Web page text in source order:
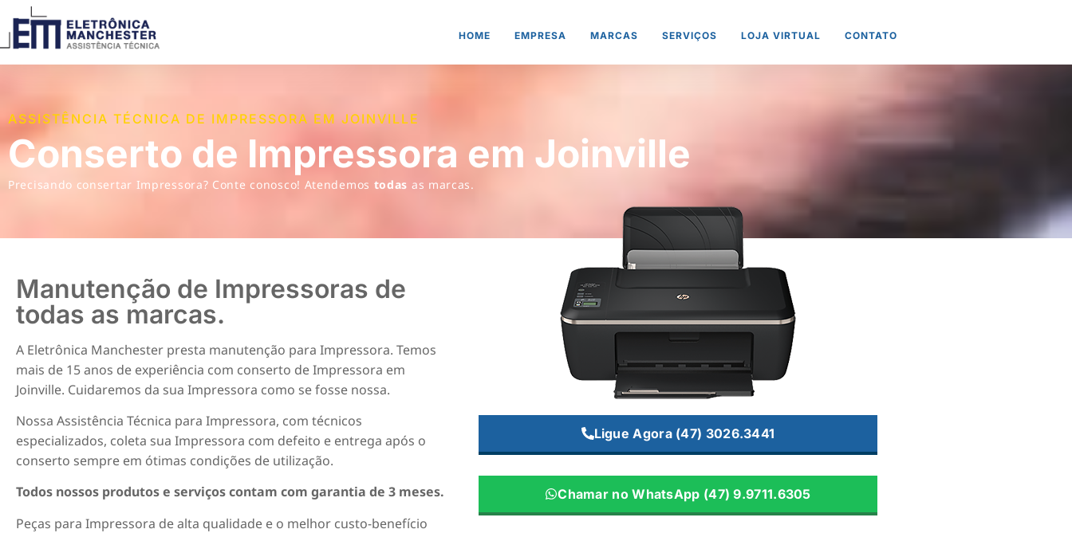
HOME EMPRESA MARCAS SERVIÇOS LOJA VIRTUAL CONTATO
ASSISTÊNCIA TÉCNICA DE IMPRESSORA EM JOINVILLE
Conserto de Impressora em Joinville
Precisando consertar Impressora? Conte conosco! Atendemos todas as marcas.
Manutenção de Impressoras de
todas as marcas.
A Eletrônica Manchester presta manutenção para Impressora. Temos
mais de 15 anos de experiência com conserto de Impressora em
Joinville. Cuidaremos da sua Impressora como se fosse nossa.
Nossa Assistência Técnica para Impressora, com técnicos
especializados, coleta sua Impressora com defeito e entrega após o
conserto sempre em ótimas condições de utilização.
Todos nossos produtos e serviços contam com garantia de 3 meses.
Peças para Impressora de alta qualidade e o melhor custo-benefício
Ligue Agora (47) 3026.3441
Chamar no WhatsApp (47) 9.9711.6305